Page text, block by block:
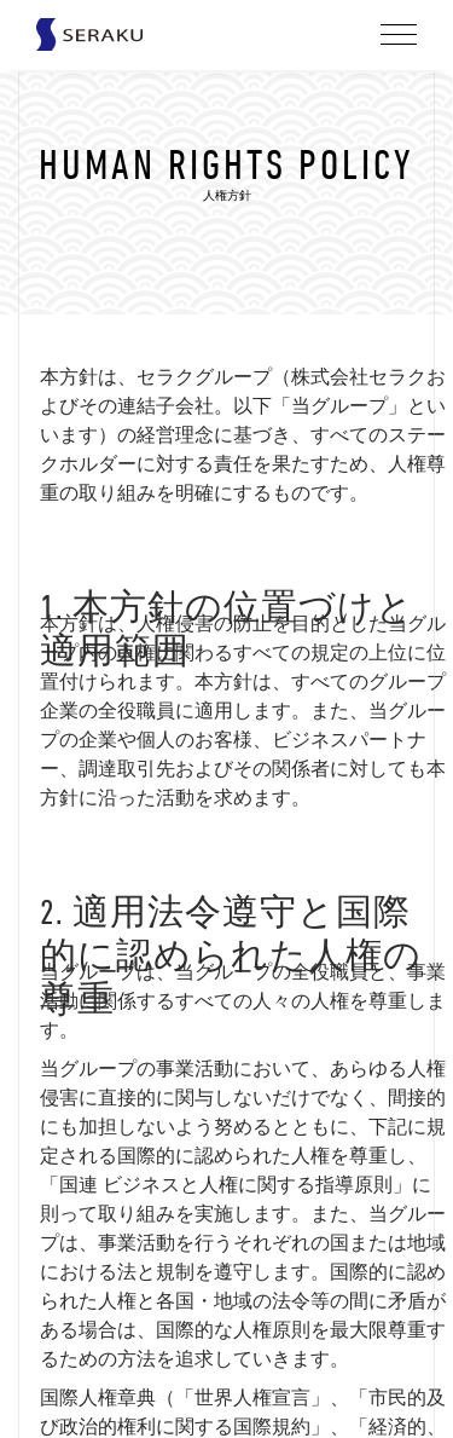
HUMAN RIGHTS POLICY
人権方針
本方針は、セラクグループ（株式会社セラクお
よびその連結子会社。以下「当グループ」とい
います）の経営理念に基づき、すべてのステー
クホルダーに対する責任を果たすため、人権尊
重の取り組みを明確にするものです。
1. 本方針の位置づけと
適用範囲
本方針は、人権侵害の防止を目的とした当グル
ープ内の人権に関わるすべての規定の上位に位
置付けられます。本方針は、すべてのグループ
企業の全役職員に適用します。また、当グルー
プの企業や個人のお客様、ビジネスパートナ
ー、調達取引先およびその関係者に対しても本
方針に沿った活動を求めます。
2. 適用法令遵守と国際
的に認められた人権の
尊重
当グループは、当グループの全役職員と、事業
活動に関係するすべての人々の人権を尊重しま
す。
当グループの事業活動において、あらゆる人権
侵害に直接的に関与しないだけでなく、間接的
にも加担しないよう努めるとともに、下記に規
定される国際的に認められた人権を尊重し、
「国連 ビジネスと人権に関する指導原則」に
則って取り組みを実施します。また、当グルー
プは、事業活動を行うそれぞれの国または地域
における法と規制を遵守します。国際的に認め
られた人権と各国・地域の法令等の間に矛盾が
ある場合は、国際的な人権原則を最大限尊重す
るための方法を追求していきます。
国際人権章典（「世界人権宣言」、「市民的及
び政治的権利に関する国際規約」、「経済的、